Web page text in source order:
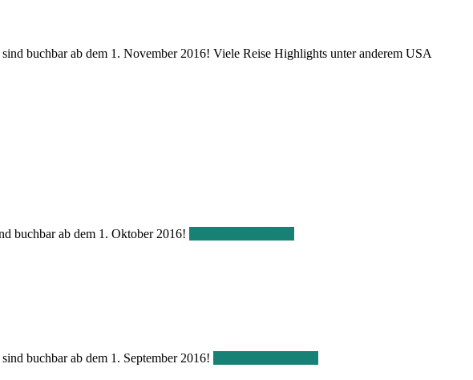
buchbar ab dem 1. November 2016! Viele Reise Highlights unter anderem USA
buchbar ab dem 1. Oktober 2016!
buchbar ab dem 1. September 2016!